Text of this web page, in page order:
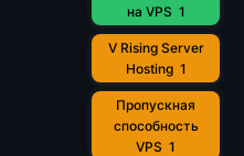
на VPS 1
V Rising Server
Hosting 1
Пропускная
способность
VPS 1